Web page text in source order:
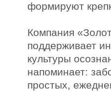
формируют
Компания
поддерживает
культуры
напоминает:
простых,